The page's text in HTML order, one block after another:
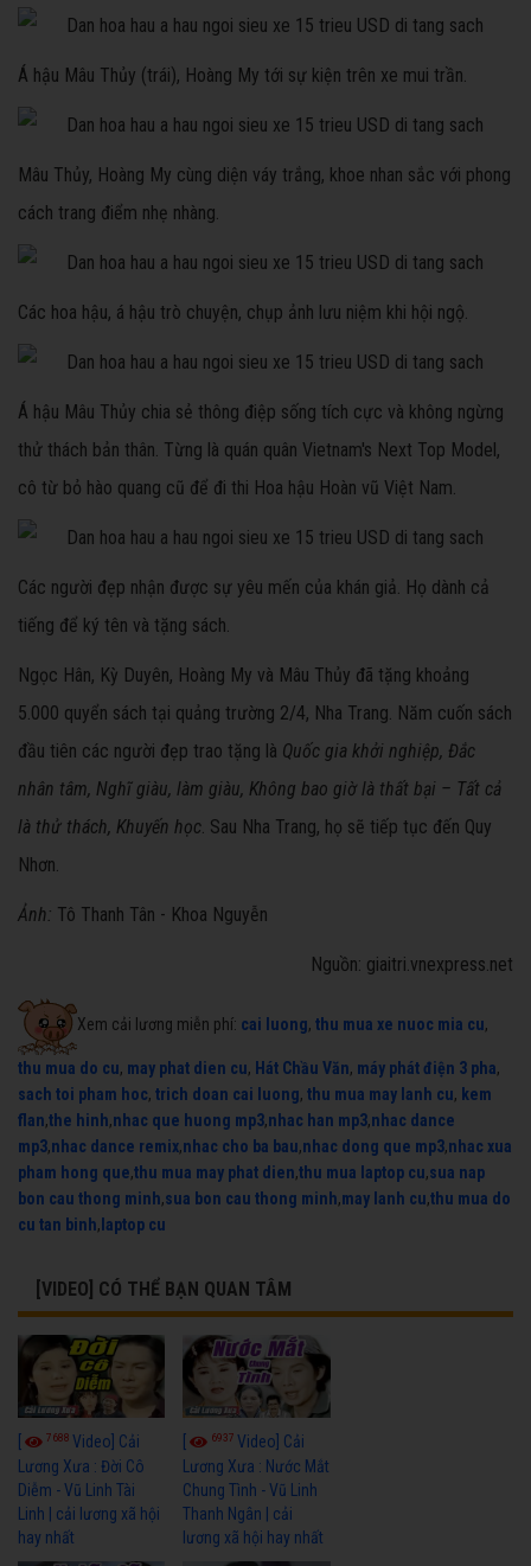
Á hậu Mâu Thủy (trái), Hoàng My tới sự kiện trên xe mui trần.
Mâu Thủy, Hoàng My cùng diện váy trắng, khoe nhan sắc với phong
cách trang điểm nhẹ nhàng.
Các hoa hậu, á hậu trò chuyện, chụp ảnh lưu niệm khi hội ngộ.
Á hậu Mâu Thủy chia sẻ thông điệp sống tích cực và không ngừng
thử thách bản thân. Từng là quán quân Vietnam's Next Top Model,
cô từ bỏ hào quang cũ để đi thi Hoa hậu Hoàn vũ Việt Nam.
Các người đẹp nhận được sự yêu mến của khán giả. Họ dành cả
tiếng để ký tên và tặng sách.
Ngọc Hân, Kỳ Duyên, Hoàng My và Mâu Thủy đã tặng khoảng
5.000 quyển sách tại quảng trường 2/4, Nha Trang. Năm cuốn sách
đầu tiên các người đẹp trao tặng là Quốc gia khởi nghiệp, Đắc
nhân tâm, Nghĩ giàu, làm giàu, Không bao giờ là thất bại – Tất cả
là thử thách, Khuyến học. Sau Nha Trang, họ sẽ tiếp tục đến Quy
Nhơn.
Ảnh: Tô Thanh Tân - Khoa Nguyễn
Nguồn: giaitri.vnexpress.net
Xem cải lương miễn phí: cai luong, thu mua xe nuoc mia cu,
thu mua do cu, may phat dien cu, Hát Chầu Văn, máy phát điện 3 pha,
sach toi pham hoc, trich doan cai luong, thu mua may lanh cu, kem
flan,the hinh,nhac que huong mp3,nhac han mp3,nhac dance
mp3,nhac dance remix,nhac cho ba bau,nhac dong que mp3,nhac xua
pham hong que,thu mua may phat dien,thu mua laptop cu,sua nap
bon cau thong minh,sua bon cau thong minh,may lanh cu,thu mua do
cu tan binh, laptop cu
[VIDEO] CÓ THỂ BẠN QUAN TÂM
7688 Video] Cải
Lương Xưa : Đời Cô
Diễm - Vũ Linh Tài
Linh | cải lương xã hội
hay nhất
6937Video] Cải
Lương Xưa : Nước Mắt
Chung Tình - Vũ Linh
Thanh Ngân | cải
lương xã hội hay nhất